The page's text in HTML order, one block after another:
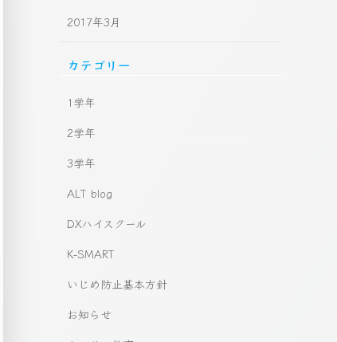
2017年3月
カテゴリー
1学年
2学年
3学年
ALT blog
DXハイスクール
K-SMART
いじめ防止基本方針
お知らせ